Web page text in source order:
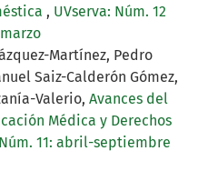
, UVserva: Núm. 12
Martínez, Pedro
Saiz-Calderón Gómez,
Valerio, Avances del
Médica y Derechos
11: abril-septiembre